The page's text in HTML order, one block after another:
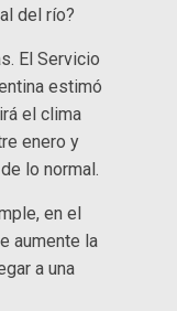
del río?
El Servicio
estimó
el clima
enero y
lo normal.
en el
aumente la
a una